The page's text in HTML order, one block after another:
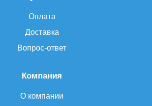
Компания
О компании
Оплата
Доставка
Вопрос-ответ